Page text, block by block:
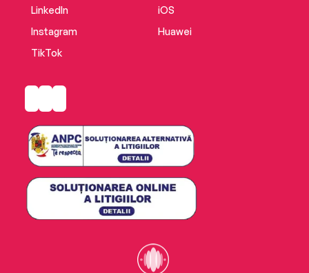
LinkedIn
Instagram
TikTok
iOS
Huawei